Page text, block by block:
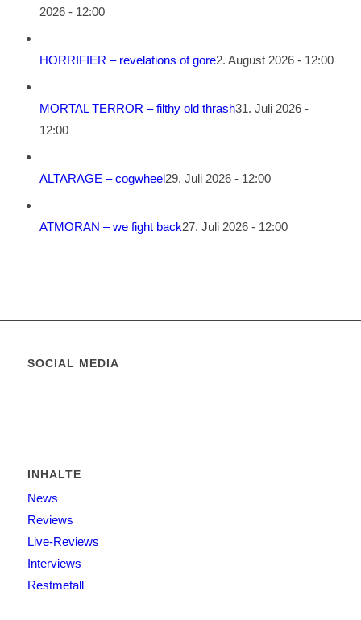
2026 - 12:00
HORRIFIER – revelations of gore2. August 2026 - 12:00
MORTAL TERROR – filthy old thrash31. Juli 2026 -
12:00
ALTARAGE – cogwheel29. Juli 2026 - 12:00
ATMORAN – we fight back27. Juli 2026 - 12:00
SOCIAL MEDIA
INHALTE
News
Reviews
Live-Reviews
Interviews
Restmetall